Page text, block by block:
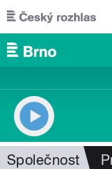
Přejít k hlavnímu
Společnost